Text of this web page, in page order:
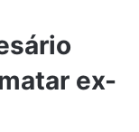
ex-